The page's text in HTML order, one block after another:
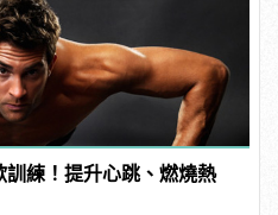
練！提升心跳、燃燒熱